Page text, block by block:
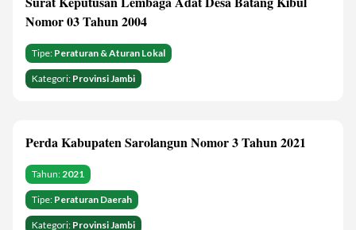
Nomor 03 Tahun 2004
Tipe: Peraturan & Aturan Lokal
Kategori: Provinsi Jambi
Perda Kabupaten Sarolangun Nomor 3 Tahun 2021
Tahun:2021
Tipe: Peraturan Daerah
Kategori: Provinsi Jambi